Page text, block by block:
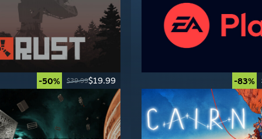
-50% $39.99$19.99 -83%